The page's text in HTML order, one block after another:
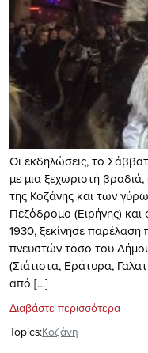
Οι εκδηλώσεις, το
με μια ξεχωριστή
της Κοζάνης και των
Πεζόδρομο (Ειρήνης) και
1930, ξεκίνησε
πνευστών τόσο του
(Σιάτιστα, Εράτυρα,
από […]
Διαβάστε περισσότερα
Topics:Κοζάνη